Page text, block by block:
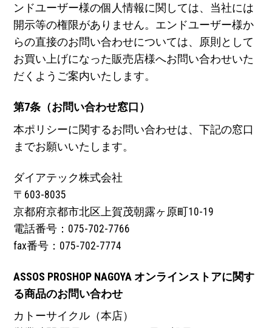
ンドユーザー様の個人情報に関しては、当社には
開示等の権限がありません。エンドユーザー様か
らの直接のお問い合わせについては、原則として
お買い上げになった販売店様へお問い合わせいた
だくようご案内いたします。
第7条（お問い合わせ窓口）
本ポリシーに関するお問い合わせは、下記の窓口
までお願いいたします。
ダイアテック株式会社
〒603-8035
京都府京都市北区上賀茂朝露ヶ原町10-19
電話番号：075-702-7766
fax番号：075-702-7774
ASSOS PROSHOP NAGOYA オンラインストアに関す
る商品のお問い合わせ
カトーサイクル（本店）